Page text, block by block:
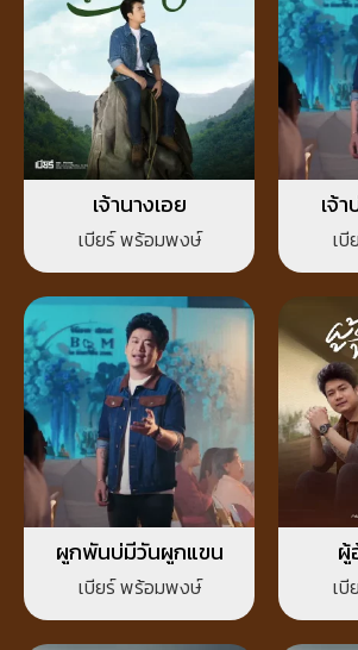
เจ้านางเอย
เบียร์ พร้อมพงษ์
เจ้
เ
ผูกพันบ่มีวันผูกแขน
เบียร์ พร้อมพงษ์
ผู้
เ